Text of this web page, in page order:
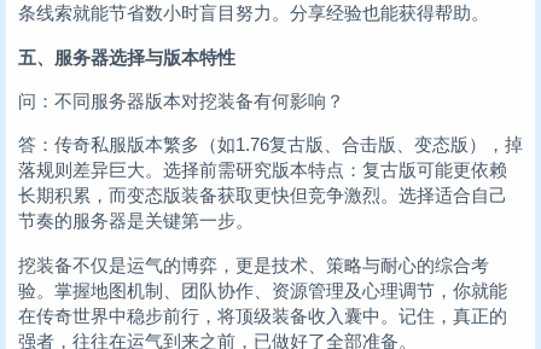
条线索就能节省数小时盲目努力。分享经验也能获得帮助。
五、服务器选择与版本特性
问：不同服务器版本对挖装备有何影响？
答：传奇私服版本繁多（如1.76复古版、合击版、变态版），掉
落规则差异巨大。选择前需研究版本特点：复古版可能更依赖
长期积累，而变态版装备获取更快但竞争激烈。选择适合自己
节奏的服务器是关键第一步。
挖装备不仅是运气的博弈，更是技术、策略与耐心的综合考
验。掌握地图机制、团队协作、资源管理及心理调节，你就能
在传奇世界中稳步前行，将顶级装备收入囊中。记住，真正的
强者，往往在运气到来之前，已做好了全部准备。